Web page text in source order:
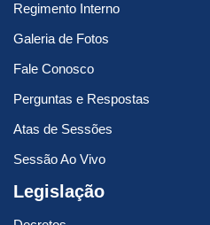
Regimento Interno
Galeria de Fotos
Fale Conosco
Perguntas e Respostas
Atas de Sessões
Sessão Ao Vivo
Legislação